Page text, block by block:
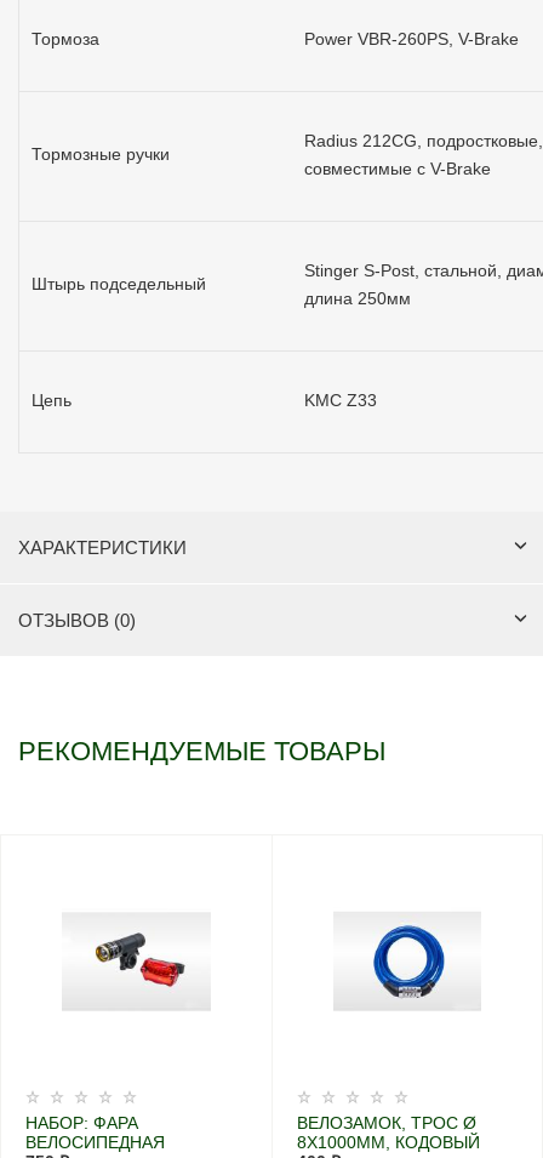
Тормоза Power VBR-260PS, V-Brake
Тормозные ручки
Radius 212CG, подростковые,
совместимые с V-Brake
Штырь подседельный
Stinger S-Post, стальной,
длина 250мм
Цепь KMC Z33
ХАРАКТЕРИСТИКИ
ОТЗЫВОВ (0)
РЕКОМЕНДУЕМЫЕ ТОВАРЫ
НАБОР: ФАРА
ВЕЛОСИПЕДНАЯ
ВЕЛОЗАМОК, ТРОС Ø
8X1000ММ, КОДОВЫЙ